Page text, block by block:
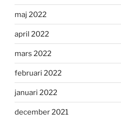
maj 2022
april 2022
mars 2022
februari 2022
januari 2022
december 2021